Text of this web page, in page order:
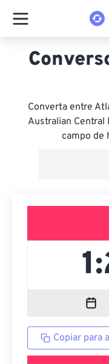
Converta entre
Australian Central
campo de
Copiar para